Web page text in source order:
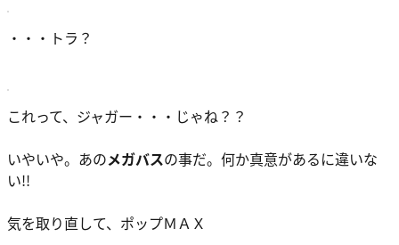
・・・トラ？
これって、 ジャガー・・・じゃね？？
いやいや。あのメガバスの事だ。何か真意があるに違いな
い!!
気を取り直して、 ポップＭＡＸ